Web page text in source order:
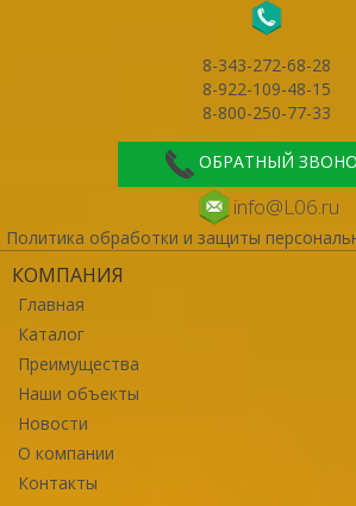
8-343-272-68-28
8-922-109-48-15
8-800-250-77-33
ОБРАТНЫЙ
info@L06.ru
Политика обработки и защиты
КОМПАНИЯ
Главная
Каталог
Преимущества
Наши объекты
Новости
О компании
Контакты